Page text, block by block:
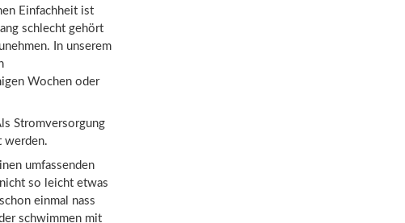
Einfachheit ist
schlecht gehört
In unserem
Wochen oder
Stromversorgung
werden.
umfassenden
so leicht etwas
einmal nass
schwimmen mit